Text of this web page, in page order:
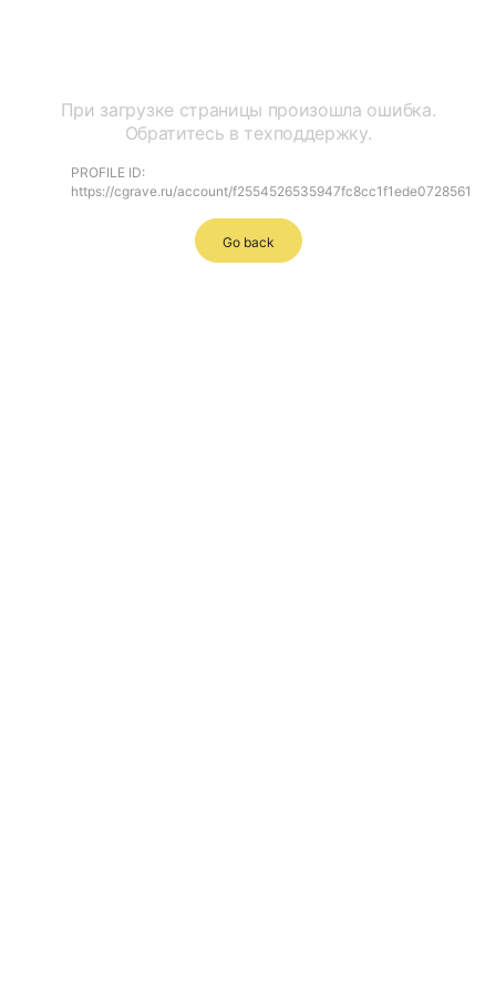
При загрузке страницы произошла ошибка.
Обратитесь в техподдержку.
PROFILE ID:
https://cgrave.ru/account/f2554526535947fc8cc1f1ede0728561
Go back